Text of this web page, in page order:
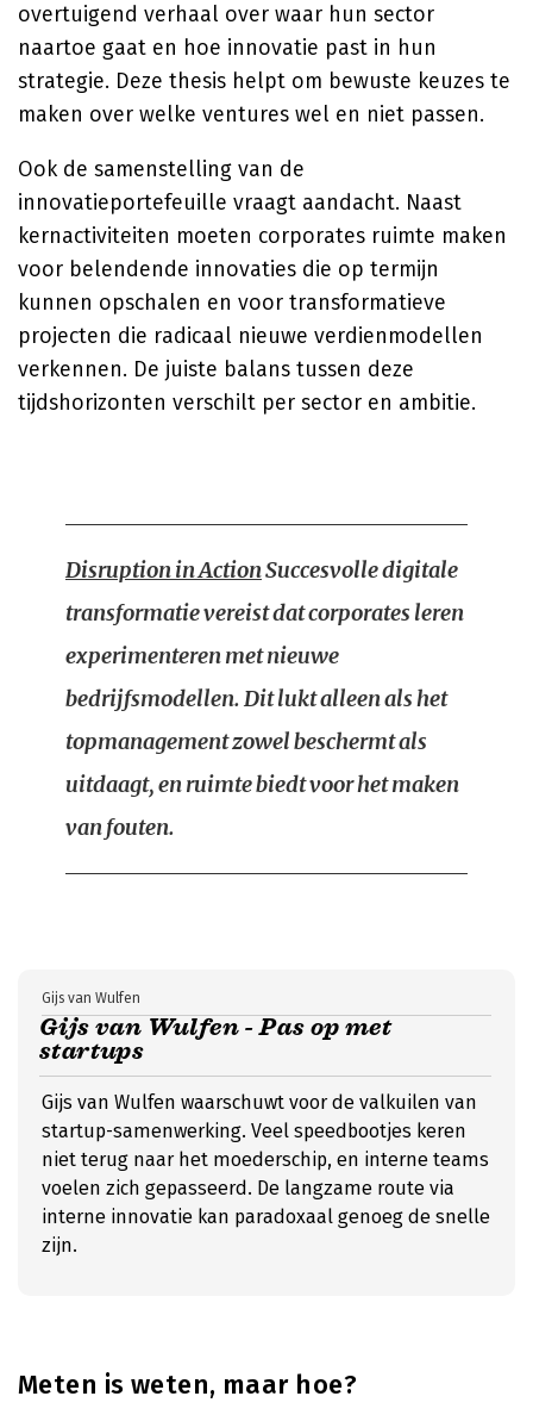
overtuigend verhaal over waar hun sector
naartoe gaat en hoe innovatie past in hun
strategie. Deze thesis helpt om bewuste keuzes te
maken over welke ventures wel en niet passen.
Ook de samenstelling van de
innovatieportefeuille vraagt aandacht. Naast
kernactiviteiten moeten corporates ruimte maken
voor belendende innovaties die op termijn
kunnen opschalen en voor transformatieve
projecten die radicaal nieuwe verdienmodellen
verkennen. De juiste balans tussen deze
tijdshorizonten verschilt per sector en ambitie.
Disruption in ActionSuccesvolle digitale
transformatie vereist dat corporates leren
experimenteren met nieuwe
bedrijfsmodellen. Dit lukt alleen als het
topmanagement zowel beschermt als
uitdaagt, en ruimte biedt voor het maken
van fouten.
Gijs van Wulfen - Pas op met
startups
Gijs van Wulfen
Gijs van Wulfen waarschuwt voor de valkuilen van
startup-samenwerking. Veel speedbootjes keren
niet terug naar het moederschip, en interne teams
voelen zich gepasseerd. De langzame route via
interne innovatie kan paradoxaal genoeg de snelle
zijn.
Meten is weten, maar hoe?